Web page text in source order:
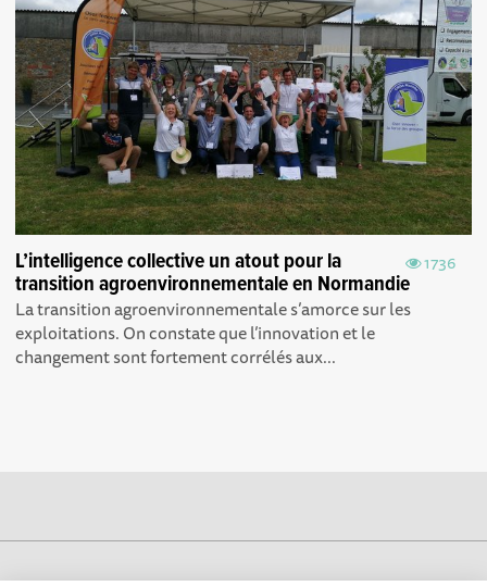
1736
L’intelligence collective un atout pour la
transition agroenvironnementale en Normandie
La transition agroenvironnementale s’amorce sur les
exploitations. On constate que l’innovation et le
changement sont fortement corrélés aux...